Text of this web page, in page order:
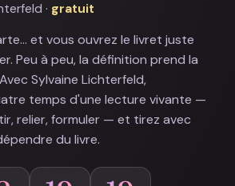
· gratuit
et vous ouvrez le livret juste
Peu à peu, la définition prend la
Sylvaine Lichterfeld,
temps d'une lecture vivante —
relier, formuler — et tirez avec
du livre.